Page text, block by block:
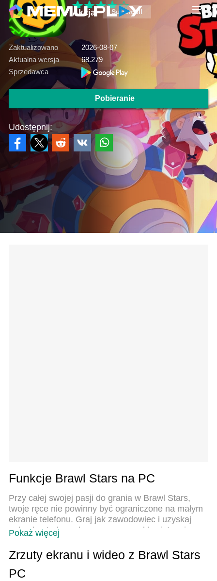
Akcja Supercell
Zaktualizowano
2026-08-07
Aktualna wersja
68.279
Sprzedawca
Pobieranie
Udostępnij:
Funkcje Brawl Stars na PC
Przy całej swojej pasji do grania w Brawl Stars,
twoje ręce nie powinny być ograniczone na małym
ekranie telefonu. Graj jak zawodowiec i uzyskaj
pełną kontrolę nad grą za pomocą klawiatury i
myszy. MEmu oferuje ci wszystko, czego
oczekujesz. Pobierz i graj Brawl Stars na PC. Graj
tak długo, jak chcesz, bez ograniczeń baterii,
danych komórkowych i niepokojących połączeń.
Pokaż więcej
Zrzuty ekranu i wideo z Brawl Stars
PC